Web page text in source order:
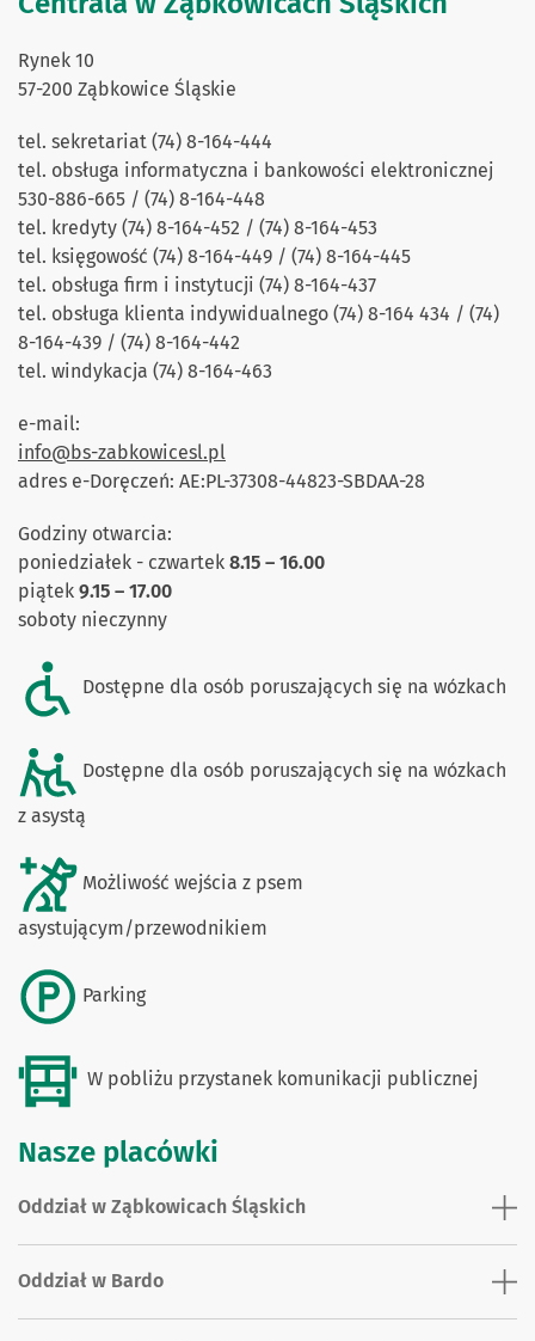
Rynek 10
57-200 Ząbkowice Śląskie
tel. sekretariat (74) 8-164-444
tel. obsługa informatyczna i bankowości elektronicznej
530-886-665 / (74) 8-164-448
tel. kredyty (74) 8-164-452 / (74) 8-164-453
tel. księgowość (74) 8-164-449 / (74) 8-164-445
tel. obsługa firm i instytucji (74) 8-164-437
tel. obsługa klienta indywidualnego (74) 8-164 434 / (74)
8-164-439 / (74) 8-164-442
tel. windykacja (74) 8-164-463
e-mail:
info@bs-zabkowicesl.pl
adres e-Doręczeń: AE:PL-37308-44823-SBDAA-28
Godziny otwarcia:
poniedziałek - czwartek 8.15 – 16.00
piątek 9.15 – 17.00
soboty nieczynny
Dostępne dla osób poruszających się na wózkach
Dostępne dla osób poruszających się na wózkach
z asystą
Możliwość wejścia z psem
asystującym/przewodnikiem
Parking
W pobliżu przystanek komunikacji publicznej
Nasze placówki
Oddział w Ząbkowicach Śląskich
Oddział w Bardo